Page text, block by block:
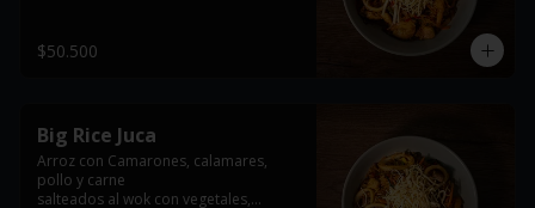
*Foto de referencia, se entrega con la
proteína indicada en el producto
$50.500
Big Rice Juca
Arroz con Camarones, calamares,
pollo y carne
salteados al wok con vegetales,